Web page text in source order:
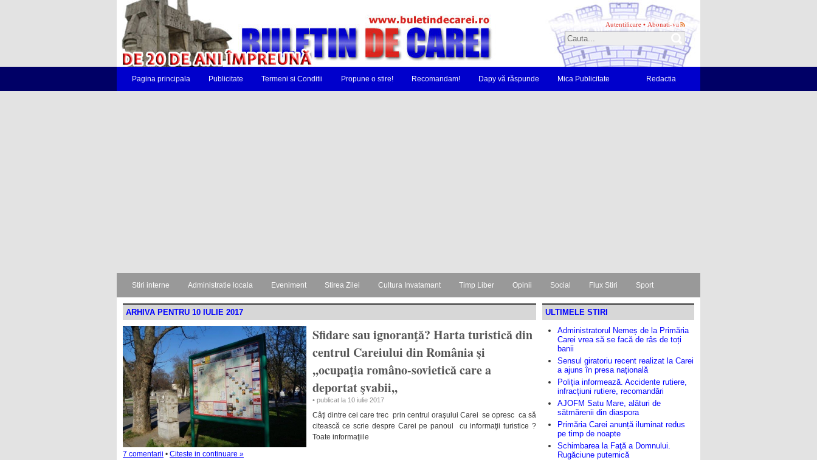
Autentificare • Abonati-va
Pagina principala Publicitate Termeni si Conditii Propune o stire! Recomandam! Dapy vă răspunde Mica Publicitate Redactia
Stiri interne Administratie locala Eveniment Stirea Zilei Cultura Invatamant Timp Liber Opinii Social Flux Stiri Sport
ARHIVA PENTRU 10 IULIE 2017
Sfidare sau ignoranţă? Harta turistică din
centrul Careiului din România şi
,,ocupaţia româno-sovietică care a
deportat şvabii,,
• publicat la 10 iulie 2017
Câţi dintre cei care trec prin centrul oraşului Carei se opresc ca să
citească ce scrie despre Carei pe panoul cu informaţii turistice ?
Toate informaţiile
7 comentarii • Citeste in continuare »
ULTIMELE STIRI
Administratorul Nemeș de la Primăria
Carei vrea să se facă de râs de toți
banii
Sensul giratoriu recent realizat la Carei
a ajuns în presa națională
Poliția informează. Accidente rutiere,
infracțiuni rutiere, recomandări
AJOFM Satu Mare, alături de
sătmărenii din diaspora
Primăria Carei anunță iluminat redus
pe timp de noapte
Schimbarea la Faţă a Domnului.
Rugăciune puternică